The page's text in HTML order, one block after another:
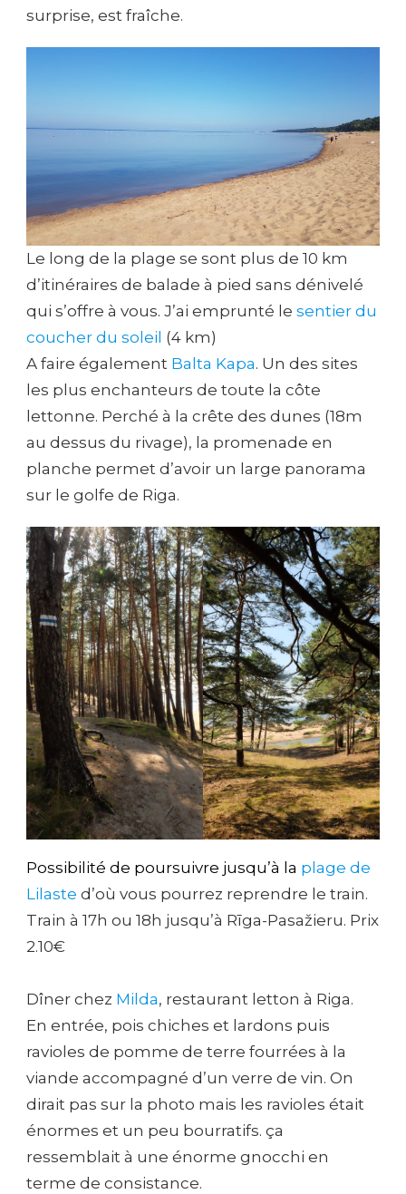
surprise, est fraîche.
Le long de la plage se sont plus de 10 km
d’itinéraires de balade à pied sans dénivelé
qui s’offre à vous. J’ai emprunté le sentier du
coucher du soleil (4 km)
A faire également Balta Kapa. Un des sites
les plus enchanteurs de toute la côte
lettonne. Perché à la crête des dunes (18m
au dessus du rivage), la promenade en
planche permet d’avoir un large panorama
sur le golfe de Riga.
Possibilité de poursuivre jusqu’à la plage de
Lilaste d’où vous pourrez reprendre le train.
Train à 17h ou 18h jusqu’à Rīga-Pasažieru. Prix
2.10€
Dîner chez Milda, restaurant letton à Riga.
En entrée, pois chiches et lardons puis
ravioles de pomme de terre fourrées à la
viande accompagné d’un verre de vin. On
dirait pas sur la photo mais les ravioles était
énormes et un peu bourratifs. ça
ressemblait à une énorme gnocchi en
terme de consistance.